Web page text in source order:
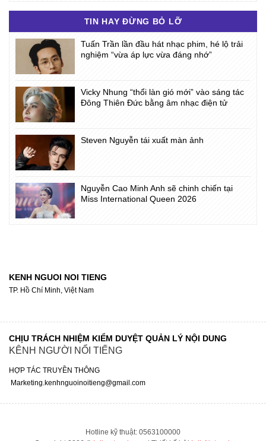
TIN HAY ĐỪNG BỎ LỠ
Tuấn Trần lần đầu hát nhạc phim, hé lộ trải
nghiệm “vừa áp lực vừa đáng nhớ”
Vicky Nhung “thổi làn gió mới” vào sáng tác
Đông Thiên Đức bằng âm nhạc điện tử
Steven Nguyễn tái xuất màn ảnh
Nguyễn Cao Minh Anh sẽ chinh chiến tại
Miss International Queen 2026
KENH NGUOI NOI TIENG
TP. Hồ Chí Minh, Việt Nam
CHỊU TRÁCH NHIỆM KIỂM DUYỆT QUẢN LÝ NỘI DUNG
KÊNH NGƯỜI NỔI TIẾNG
HỢP TÁC TRUYỀN THÔNG
Marketing.kenhnguoinoitieng@gmail.com
Hotline kỹ thuật: 0563100000